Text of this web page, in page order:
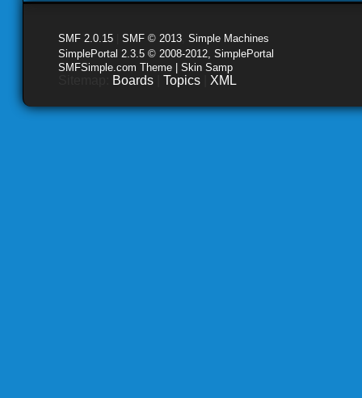
SMF 2.0.15 SMF © 2013 Simple Machines
SimplePortal 2.3.5 © 2008-2012, SimplePortal
SMFSimple.com Theme | Skin Samp
Boards Topics XML